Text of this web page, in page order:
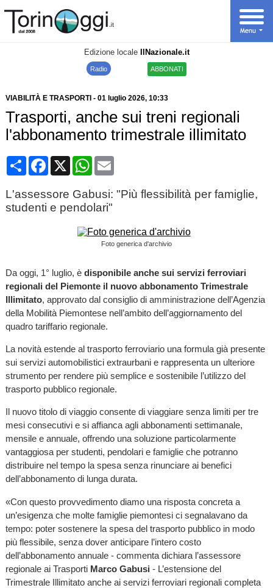
Edizione locale IlNazionale.it
Radio ABBONATI
VIABILITÀ E TRASPORTI - 01 luglio 2026, 10:33
Trasporti, anche sui treni regionali
l'abbonamento trimestrale illimitato
CondividiFacebook
X WhatsApp
Email
L'assessore Gabusi: "Più flessibilità per famiglie,
studenti e pendolari"
Foto generica d'archivio
Da oggi, 1° luglio, è disponibile anche sui servizi ferroviari
regionali del Piemonte il nuovo abbonamento Trimestrale
Illimitato, approvato dal consiglio di amministrazione dell’Agenzia
della Mobilità Piemontese nell’ambito dell’aggiornamento del
quadro tariffario regionale.
La novità estende al trasporto ferroviario una formula già presente
sui servizi automobilistici extraurbani e rappresenta un ulteriore
strumento per rendere più semplice e sostenibile l’utilizzo del
trasporto pubblico regionale.
Il nuovo titolo di viaggio consente di viaggiare senza limiti per tre
mesi consecutivi e si affianca agli abbonamenti settimanale,
mensile e annuale, offrendo una soluzione particolarmente
vantaggiosa per studenti, pendolari e famiglie che potranno
distribuire nel tempo la spesa senza rinunciare ai benefici
dell’abbonamento di lunga durata.
«Con questo provvedimento diamo una risposta concreta a
un’esigenza che molte famiglie piemontesi ci segnalavano da
tempo: poter sostenere la spesa del trasporto pubblico in modo
più flessibile, senza dover anticipare l’intero costo
dell’abbonamento annuale - commenta dichiara l’assessore
regionale ai Trasporti Marco Gabusi - L’estensione del
Trimestrale Illimitato anche ai servizi ferroviari regionali completa